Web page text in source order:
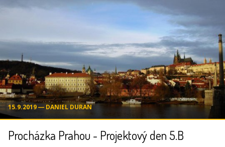
15.9.2019 ― DANIEL DURAN
Procházka Prahou - Projektový den 5.B